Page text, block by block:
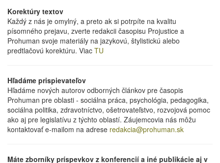
Korektúry textov
Každý z nás je omylný, a preto ak si potrpíte na kvalitu
písomného prejavu, zverte redakcii časopisu Projustice a
Prohuman svoje materiály na jazykovú, štylistickú alebo
predtlačovú korektúru. Viac TU
Hľadáme prispievateľov
Hľadáme nových autorov odborných článkov pre časopis
Prohuman pre oblasti - sociálna práca, psychológia, pedagogika,
sociálna politika, zdravotníctvo, ošetrovateľstvo, rozvojová pomoc
ako aj pre legislatívu z týchto oblastí. Záujemcovia nás môžu
kontaktovať e-mailom na adrese redakcia@prohuman.sk
Máte zborníky príspevkov z konferencií a iné publikácie aj v